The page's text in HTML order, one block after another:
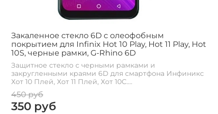
Закаленное стекло 6D с олеофобным
покрытием для Infinix Hot 10 Play, Hot 11 Play, Hot
10S, черные рамки, G-Rhino 6D
Защитное стекло с черными рамками и
закругленными краями 6D для смартфона Инфиникс
Хот 10 Плей, Хот 11 Плей, Хот 10С....
450 руб
350 руб